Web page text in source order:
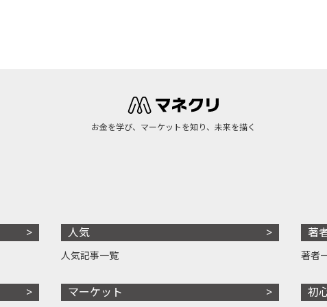
お金を学び、マーケットを知り、未来を描く
人気
人気記事一覧
マーケット
著
著者
初